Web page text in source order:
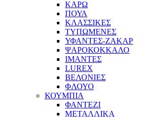
ΚΑΡΩ
ΠΟΥΑ
ΚΛΑΣΣΙΚΕΣ
ΤΥΠΩΜΕΝΕΣ
ΥΦΑΝΤΕΣ-ΖΑΚΑΡ
ΨΑΡΟΚΟΚΚΑΛΟ
ΙΜΑΝΤΕΣ
LUREX
ΒΕΛΟΝΙΕΣ
ΦΛΟΥΟ
ΚΟΥΜΠΙΑ
ΦΑΝΤΕΖΙ
ΜΕΤΑΛΛΙΚΑ